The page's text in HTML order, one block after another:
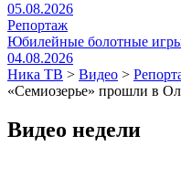
05.08.2026
Репортаж
Юбилейные болотные
04.08.2026
Ника ТВ > Видео >
«Семиозерье» прошли в
Видео недели